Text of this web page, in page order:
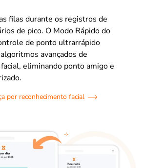
filas durante os registros de
de pico. O Modo Rápido do
de ponto ultrarrápido
avançados de
eliminando ponto amigo e
por reconhecimento facial